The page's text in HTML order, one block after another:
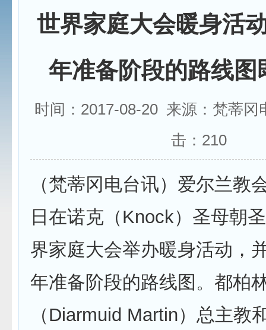
世界家庭大会暖身活
年准备阶段的路线图
时间：2017-08-20 来源：梵蒂
击： 210
（梵蒂冈电台讯）爱尔兰教
日在诺克（Knock）圣母朝
界家庭大会举办暖身活动，
年准备阶段的路线图。都柏
（Diarmuid Martin）总主教